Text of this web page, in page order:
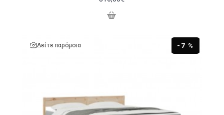
-7 %
Δείτε παρόμοια